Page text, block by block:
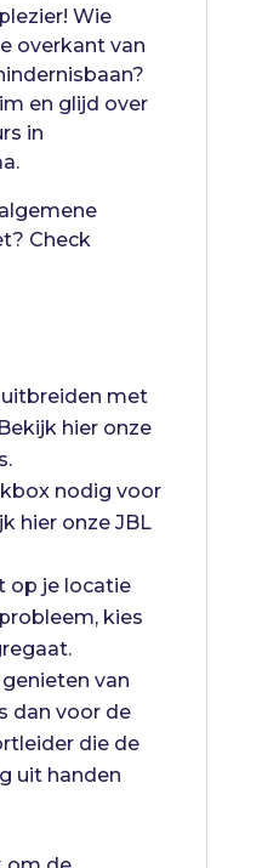
Wie
overkant van
en glijd over
in
Check
met
hieronze
nodig voor
hieronze JBL
op je locatie
kies
.
van
dan voor de
die de
uit handen